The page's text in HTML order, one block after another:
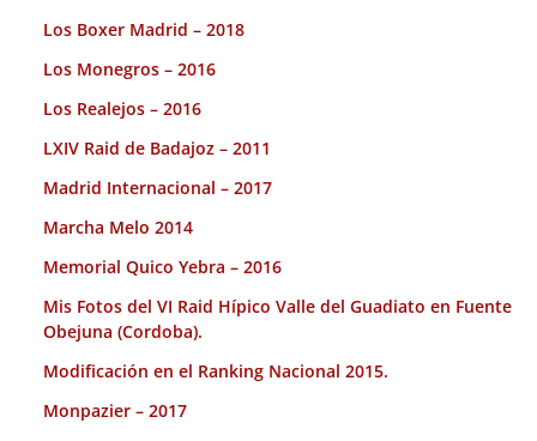
Los Boxer Madrid – 2018
Los Monegros – 2016
Los Realejos – 2016
LXIV Raid de Badajoz – 2011
Madrid Internacional – 2017
Marcha Melo 2014
Memorial Quico Yebra – 2016
Mis Fotos del VI Raid Hípico Valle del Guadiato en Fuente
Obejuna (Cordoba).
Modificación en el Ranking Nacional 2015.
Monpazier – 2017